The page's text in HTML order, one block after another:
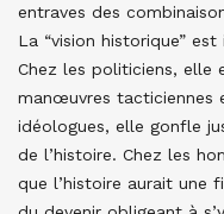
entraves des
La “vision historique”
Chez les politiciens, elle
manœuvres tacticiennes
idéologues, elle gonfle
de l’histoire. Chez les
que l’histoire aurait une